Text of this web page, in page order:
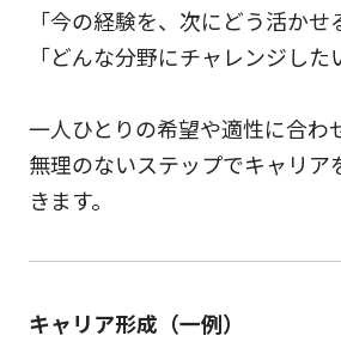
「今の経験を、次にどう活かせ
「どんな分野にチャレンジした
一人ひとりの希望や適性に合わ
無理のないステップでキャリア
きます。
キャリア形成（一例）